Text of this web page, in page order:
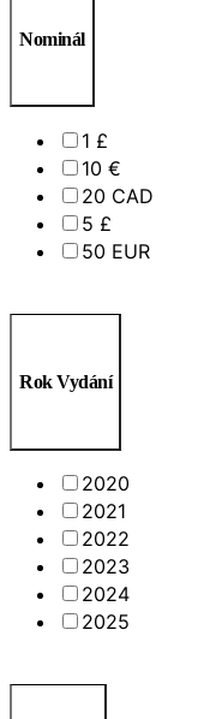
Nominál
1 £
10 €
20 CAD
5 £
50 EUR
Rok Vydání
2020
2021
2022
2023
2024
2025